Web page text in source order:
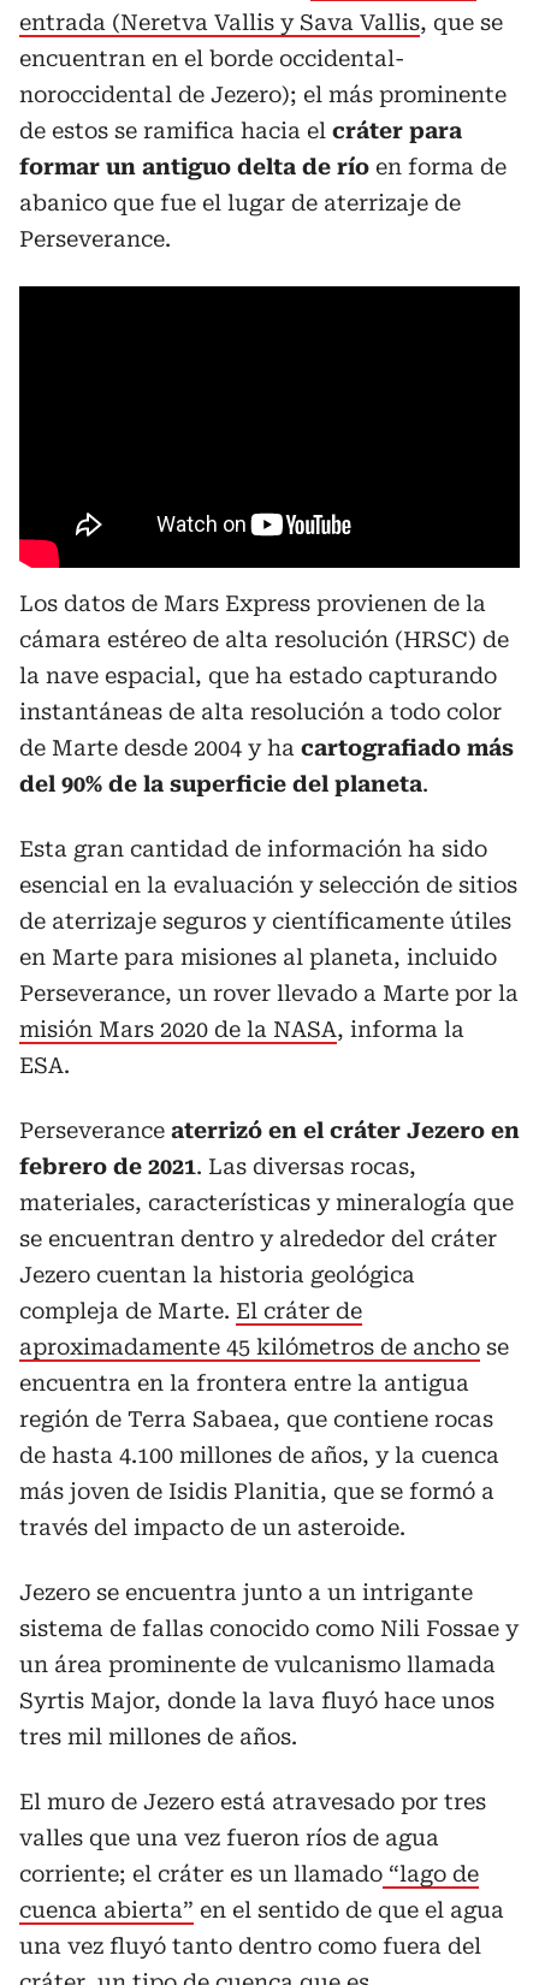
entrada (Neretva Vallis y Sava Vallis, que se
encuentran en el borde occidental-
noroccidental de Jezero); el más prominente
de estos se ramifica hacia el cráter para
formar un antiguo delta de río en forma de
abanico que fue el lugar de aterrizaje de
Perseverance.
Los datos de Mars Express provienen de la
cámara estéreo de alta resolución (HRSC) de
la nave espacial, que ha estado capturando
instantáneas de alta resolución a todo color
de Marte desde 2004 y ha cartografiado más
del 90% de la superficie del planeta.
Esta gran cantidad de información ha sido
esencial en la evaluación y selección de sitios
de aterrizaje seguros y científicamente útiles
en Marte para misiones al planeta, incluido
Perseverance, un rover llevado a Marte por la
misión Mars 2020 de la NASA, informa la
ESA.
Perseverance aterrizó en el cráter Jezero en
febrero de 2021. Las diversas rocas,
materiales, características y mineralogía que
se encuentran dentro y alrededor del cráter
Jezero cuentan la historia geológica
compleja de Marte. El cráter de
aproximadamente 45 kilómetros de ancho se
encuentra en la frontera entre la antigua
región de Terra Sabaea, que contiene rocas
de hasta 4.100 millones de años, y la cuenca
más joven de Isidis Planitia, que se formó a
través del impacto de un asteroide.
Jezero se encuentra junto a un intrigante
sistema de fallas conocido como Nili Fossae y
un área prominente de vulcanismo llamada
Syrtis Major, donde la lava fluyó hace unos
tres mil millones de años.
El muro de Jezero está atravesado por tres
valles que una vez fueron ríos de agua
corriente; el cráter es un llamado “lago de
cuenca abierta” en el sentido de que el agua
una vez fluyó tanto dentro como fuera del